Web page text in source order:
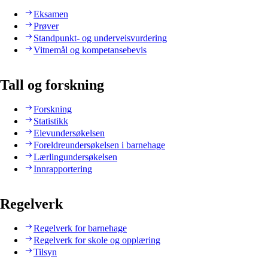
Eksamen
Prøver
Standpunkt- og underveisvurdering
Vitnemål og kompetansebevis
Tall og forskning
Forskning
Statistikk
Elevundersøkelsen
Foreldreundersøkelsen i barnehage
Lærlingundersøkelsen
Innrapportering
Regelverk
Regelverk for barnehage
Regelverk for skole og opplæring
Tilsyn